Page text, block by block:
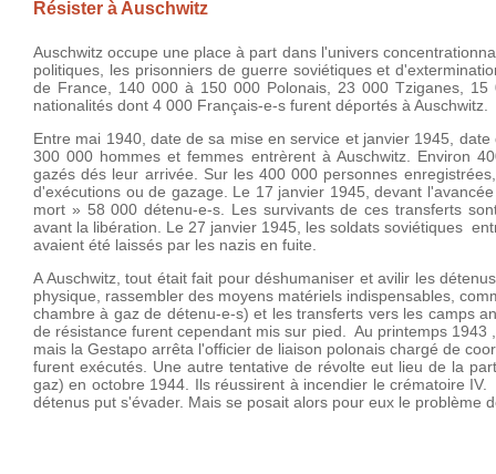
Résister à Auschwitz
Auschwitz occupe une place à part dans l'univers
politiques, les prisonniers de guerre soviétiques et
de France, 140 000 à 150 000 Polonais, 23 000 Tziganes,
nationalités dont 4 000 Français-e-s furent déportés à Auschwitz.
Entre mai 1940, date de sa mise en service et janvier 1945,
300 000 hommes et femmes entrèrent à Auschwitz. Environ
gazés dés leur arrivée. Sur les 400 000 personnes
d'exécutions ou de gazage. Le 17 janvier 1945, devant
mort » 58 000 détenu-e-s. Les survivants de ces transferts
avant la libération. Le 27 janvier 1945, les soldats soviétiques
avaient été laissés par les nazis en fuite.
A Auschwitz, tout était fait pour déshumaniser et avilir les
physique, rassembler des moyens matériels indispensables,
chambre à gaz de détenu-e-s) et les transferts vers les camps
de résistance furent cependant mis sur pied. Au printemps
mais la Gestapo arrêta l'officier de liaison polonais chargé de
furent exécutés. Une autre tentative de révolte eut lieu de la
gaz) en octobre 1944. Ils réussirent à incendier le crématoire
détenus put s'évader. Mais se posait alors pour eux le problème